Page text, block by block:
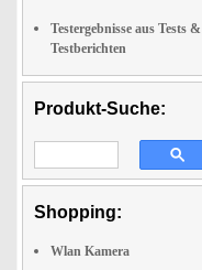
Testergebnisse aus Tests &
Testberichten
Produkt-Suche:
Shopping:
Wlan Kamera